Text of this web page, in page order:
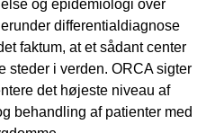
og epidemiologi over
differentialdiagnose
faktum, at et sådant center
steder i verden. ORCA sigter
det højeste niveau af
behandling af patienter med